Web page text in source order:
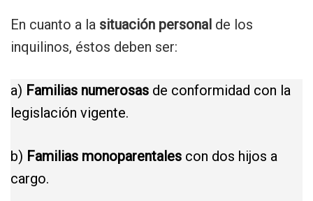
En cuanto a la situación personal de los
inquilinos, éstos deben ser:
a) Familias numerosas de conformidad con la
legislación vigente.
b) Familias monoparentales con dos hijos a
cargo.